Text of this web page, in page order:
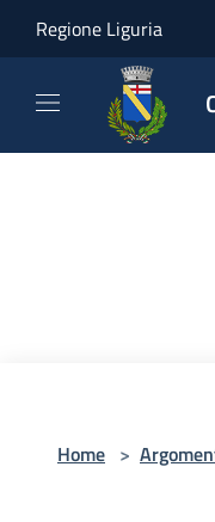
Regione Liguria
Home >